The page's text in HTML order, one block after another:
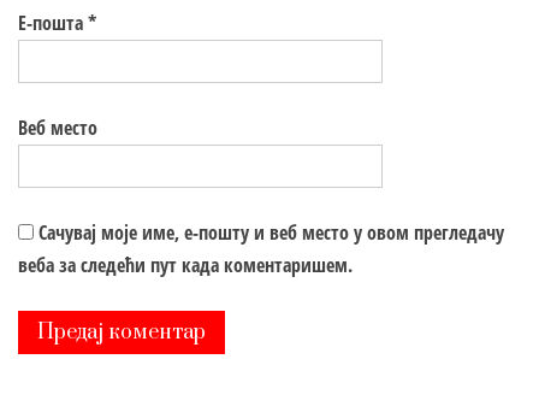
Е-пошта*
Веб место
Сачувај моје име, е-пошту и веб место у овом прегледачу
веба за следећи пут када коментаришем.